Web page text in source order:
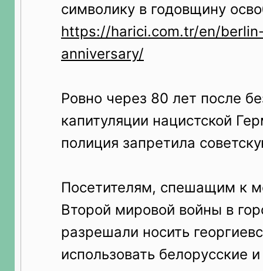
символику в годовщину
https://harici.com.tr/en/
anniversary/
Ровно через 80 лет после
капитуляции нацистской
полиция запретила
Посетителям, спешащим к
Второй мировой войны в
разрешали носить
использовать белорусские